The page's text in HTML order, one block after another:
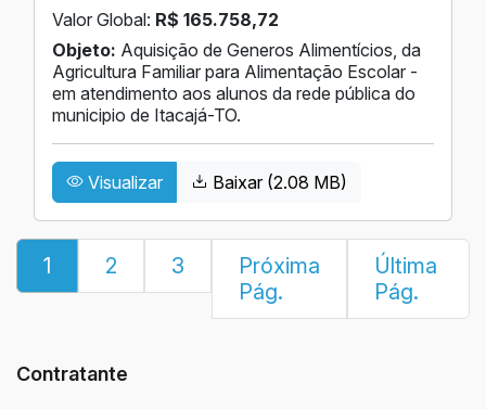
Valor Global: R$ 165.758,72
Objeto: Aquisição de Generos Alimentícios, da
Agricultura Familiar para Alimentação Escolar -
em atendimento aos alunos da rede pública do
municipio de Itacajá-TO.
Visualizar Baixar (2.08 MB)
1 2 3
Próxima
Pág.
Última
Pág.
Contratante